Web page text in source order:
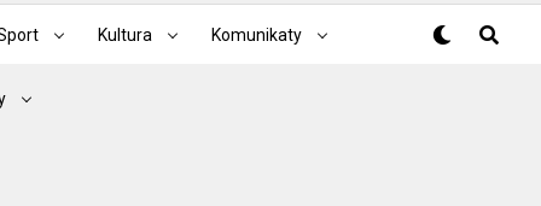
Kultura Komunikaty